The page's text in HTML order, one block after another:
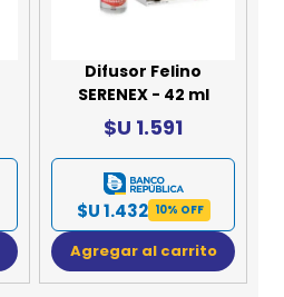
Difusor Felino
SERENEX - 42 ml
$U 1.591
$U 1.432 10% OFF
Agregar al carrito